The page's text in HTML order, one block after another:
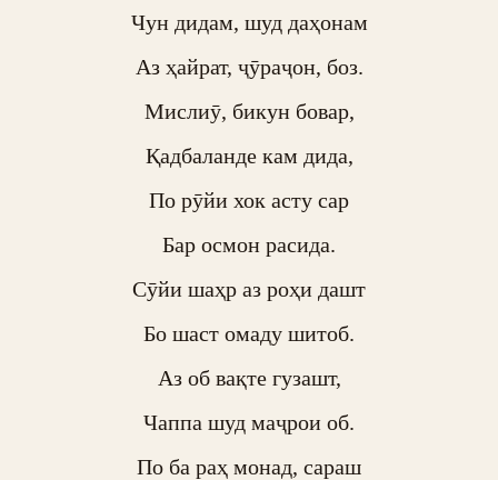
Чун дидам, шуд даҳонам
Аз ҳайрат, ҷӯраҷон, боз.
Мислиӯ, бикун бовар,
Қадбаланде кам дида,
По рӯйи хок асту сар
Бар осмон расида.
Сӯйи шаҳр аз роҳи дашт
Бо шаст омаду шитоб.
Аз об вақте гузашт,
Чаппа шуд маҷрои об.
По ба раҳ монад, сараш